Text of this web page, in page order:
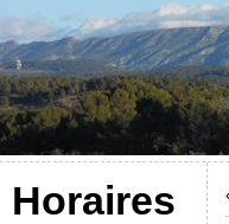
Horaires